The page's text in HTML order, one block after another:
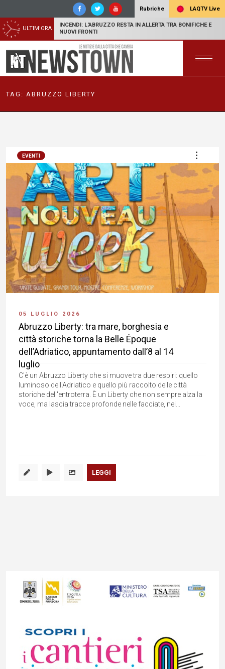
Rubriche LAQTV Live
ULTIM'ORA
INCENDI: L'ABRUZZO RESTA IN ALLERTA TRA BONIFICHE E
NUOVI FRONTI
TAG: ABRUZZO LIBERTY
EVENTI
05 LUGLIO 2026
Abruzzo Liberty: tra mare, borghesia e
città storiche torna la Belle Époque
dell’Adriatico, appuntamento dall’8 al 14
luglio
C'è un Abruzzo Liberty che si muove tra due respiri: quello
luminoso dell'Adriatico e quello più raccolto delle città
storiche dell'entroterra. È un Liberty che non sempre alza la
voce, ma lascia tracce profonde nelle facciate, nei...
LEGGI